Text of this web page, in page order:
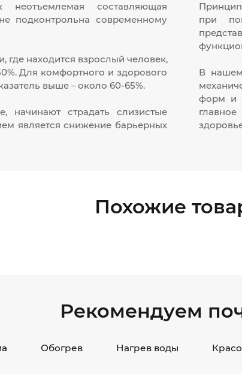
составляющая
подконтрольна современному
находится взрослый человек,
Для комфортного и здорового
выше – около 60-65%.
начинают страдать слизистые
является снижение барьерных
при
В нашем
форм и
Похожие
Рекомендуем
Обогрев Нагрев воды